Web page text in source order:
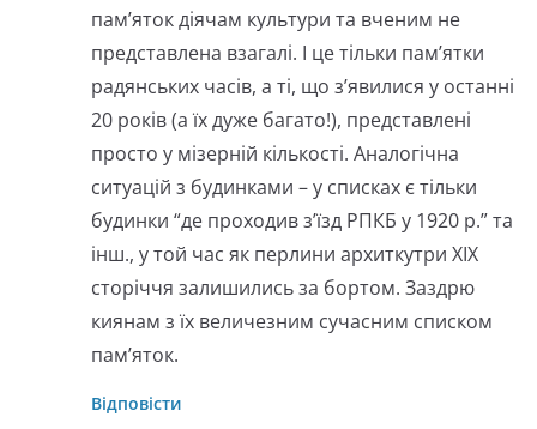
пам’яток діячам культури та вченим не
представлена взагалі. І це тільки пам’ятки
радянських часів, а ті, що з’явилися у останні
20 років (а їх дуже багато!), представлені
просто у мізерній кількості. Аналогічна
ситуацій з будинками – у списках є тільки
будинки “де проходив з’їзд РПКБ у 1920 р.” та
інш., у той час як перлини архиткутри XIX
сторіччя залишились за бортом. Заздрю
киянам з їх величезним сучасним списком
пам’яток.
Відповісти